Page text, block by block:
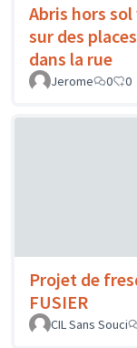
Abris hors
sur des
dans la rue
Jerome 0 0
Projet de
FUSIER
CIL Sans Souci